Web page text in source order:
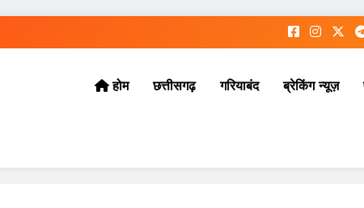
होम छत्तीसगढ़ गरियाबंद ब्रेकिंग न्यूज़